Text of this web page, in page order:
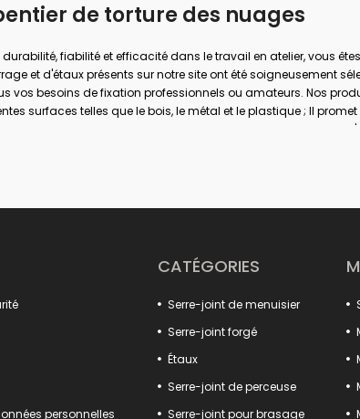
de torture des nuages
fiabilité et efficacité dans le travail en atelier, vous
et d'étaux présents sur notre site ont été soigneusement
vos besoins de fixation professionnels ou amateurs. Nos
surfaces telles que le bois, le métal et le plastique ; Il
domaines tels que la menuiserie, le soudage, le perçage,
durables et aux structures de mâchoires antidérapantes.
augmentent l'efficacité en assurant le positionnement
parfaitement à votre système. Des modèles spéciaux
à marbre offrent des solutions spéciales aux besoins de
pour augmenter la puissance de votre atelier est ici !
personnelles
CATÉGORIES
Serre-joint de menuisier
Serre-joint forgé
Étaux
Serre-joint de perceuse
Serre-joint pour brasage